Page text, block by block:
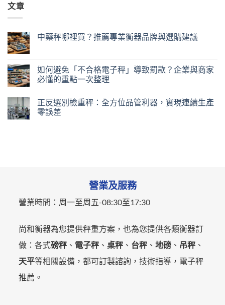
文章
中藥秤哪裡買？推薦專業衡器品牌與選購建議
如何避免「不合格電子秤」導致罰款？企業與商家
必懂的重點一次整理
正反選別檢重秤：全方位品管利器，實現連續生產
零誤差
營業及服務
營業時間： 周一至周五-08:30至17:30
尚和衡器為您提供秤重方案，也為您提供各類衡器訂
做：各式磅秤 、 電子秤 、桌秤 、 台秤 、地磅 、 吊秤 、
天平等相關設備，都可訂製諮詢，技術指導，電子秤
推薦。